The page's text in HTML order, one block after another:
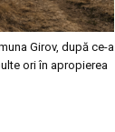
Girov, după ce-a
ori în apropierea